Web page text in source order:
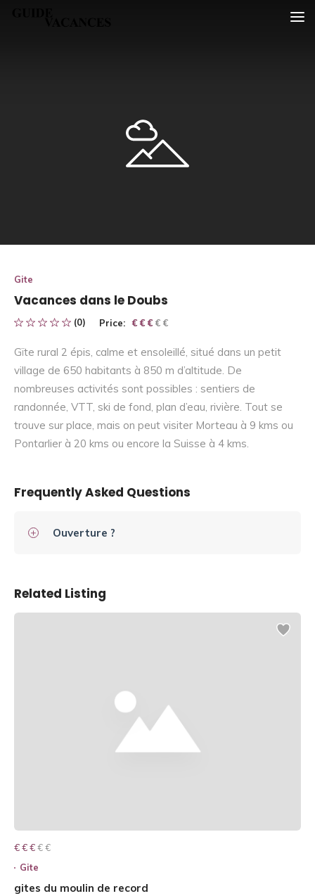
Gite
Vacances dans le Doubs
(0) Price: € € € € €
€ € €
Gïte rural 2 épis, calme et ensoleillé, situé dans un petit
village de 650 habitants à 850 m d’altitude. De
nombreuses activités sont possibles : sentiers de
randonnée, VTT, ski de fond, plan d’eau, rivière. Tout se
trouve sur place, mais on peut visiter Morteau à 9 kms ou
Pontarlier à 20 kms ou encore la Suisse à 4 kms.
Frequently Asked Questions
Ouverture ?
Related Listing
€ € € € €
€ € €
Gite
gites du moulin de record